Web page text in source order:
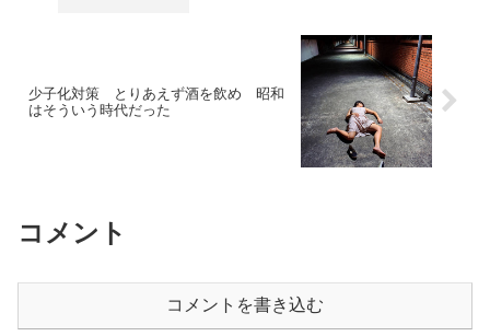
少子化対策 とりあえず酒を飲め 昭和
はそういう時代だった
コメント
コメントを書き込む